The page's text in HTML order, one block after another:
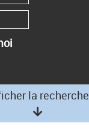
la recherche